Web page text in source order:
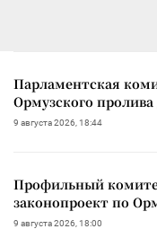
Парламентская
Ормузского
9 августа 2026, 18:44
Профильный
законопроект по
9 августа 2026, 18:00